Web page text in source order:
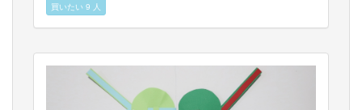
買いたい 9 人